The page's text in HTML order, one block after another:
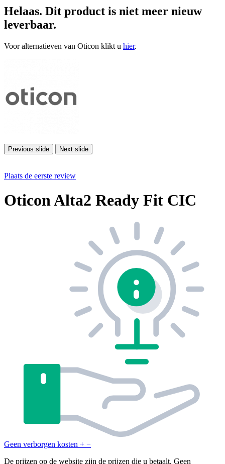
Helaas. Dit product is niet meer nieuw
leverbaar.
Voor alternatieven van Oticon klikt u hier.
Previous slide Next slide
Plaats de eerste review
Oticon Alta2 Ready Fit CIC
Geen verborgen kosten + −
De prijzen op de website zijn de prijzen die u betaalt. Geen